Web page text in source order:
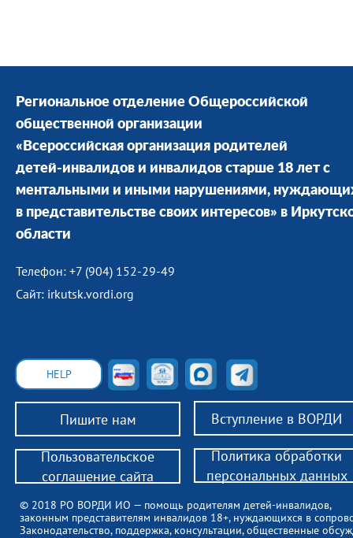
Региональное отделение Общероссийской
общественной организации
«Всероссийская организация родителей
детей-инвалидов и инвалидов старше 18 лет с
ментальными и иными нарушениями,
в представительстве своих интересов» в
области
Телефон: +7 (904) 152-29-49
Сайт: irkutsk.vordi.org
Пишите нам Вступление в ВОРДИ
© 2018 РО ВОРДИ ИО — помощь родителям детей-инвалидов,
законным представителям инвалидов 18+, нуждающихся в
Законодательство, поддержка, консультации, общественные
HELP
Пользовательское
соглашение сайта
Политика обработки
персональных данных